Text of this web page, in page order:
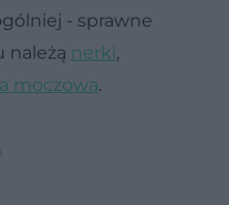
- sprawne
należą nerki,
moczowa.